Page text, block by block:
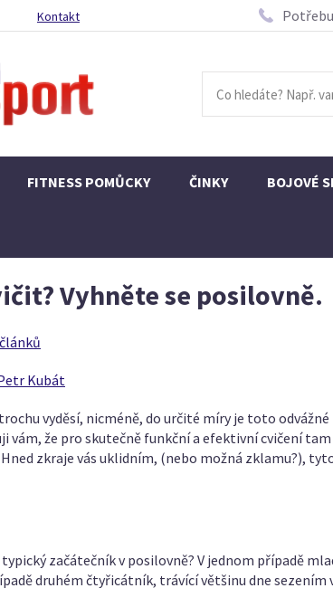
Kontakt
FITNESS POMŮCKY ČINKY BOJOVÉ
Vyhněte se posilovně.
Kubát
vyděsí, nicméně, do určité míry je toto
vám, že pro skutečně funkční a efektivní cvičení
zkraje vás uklidním, (nebo možná zklamu?),
typický začátečník v posilovně? V jednom případě
druhém čtyřicátník, trávící většinu dne